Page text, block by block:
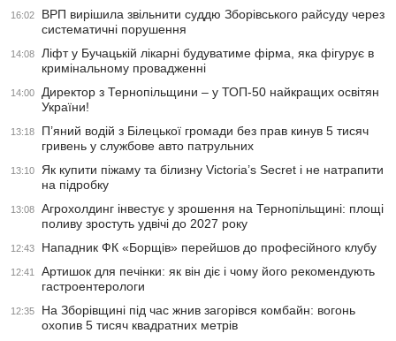
16:02
ВРП вирішила звільнити суддю Зборівського райсуду через
систематичні порушення
14:08
Ліфт у Бучацькій лікарні будуватиме фірма, яка фігурує в
кримінальному провадженні
14:00
Директор з Тернопільщини – у ТОП-50 найкращих освітян
України!
13:18
П’яний водій з Білецької громади без прав кинув 5 тисяч
гривень у службове авто патрульних
13:10
Як купити піжаму та білизну Victoria’s Secret і не натрапити
на підробку
13:08
Агрохолдинг інвестує у зрошення на Тернопільщині: площі
поливу зростуть удвічі до 2027 року
12:43 Нападник ФК «Борщів» перейшов до професійного клубу
12:41
Артишок для печінки: як він діє і чому його рекомендують
гастроентерологи
12:35
На Зборівщині під час жнив загорівся комбайн: вогонь
охопив 5 тисяч квадратних метрів